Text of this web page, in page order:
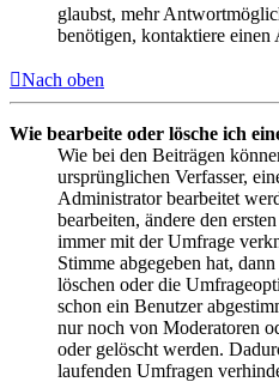
glaubst, mehr
benötigen, kontaktiere einen
Nach oben
Wie bearbeite oder lösche ich
Wie bei den Beiträgen
ursprünglichen Verfasser,
Administrator bearbeitet
bearbeiten, ändere den
immer mit der Umfrage
Stimme abgegeben hat,
löschen oder die
schon ein Benutzer
nur noch von Moderatoren
oder gelöscht werden.
laufenden Umfragen